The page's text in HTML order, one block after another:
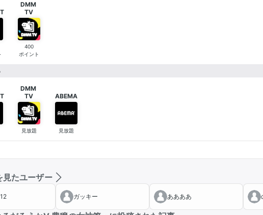
DMM
TV
400
ポイント
DMM
TV
見放題
ABEMA
見放題
見たユーザー
ガッキー ああああ